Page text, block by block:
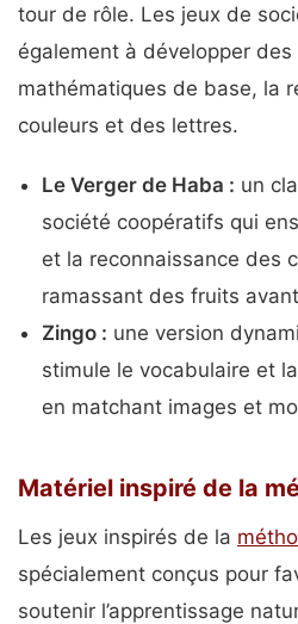
tour de rôle. Les jeux de
également à développer
mathématiques de base, la
couleurs et des lettres.
Le Verger de Haba : un
société coopératifs qui
et la reconnaissance des
ramassant des fruits
Zingo : une version
stimule le vocabulaire et
en matchant images et
Matériel inspiré de la
Les jeux inspirés de la
spécialement conçus pour
soutenir l’apprentissage